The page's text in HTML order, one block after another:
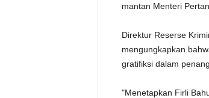
mantan Menteri
Direktur Reserse
mengungkapkan
gratifiksi dalam
"Menetapkan Firli